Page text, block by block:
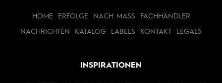
HOME ERFOLGE NACH MASS FACHHÄNDLER
NACHRICHTEN KATALOG LABELS KONTAKT LEGALS
INSPIRATIONEN